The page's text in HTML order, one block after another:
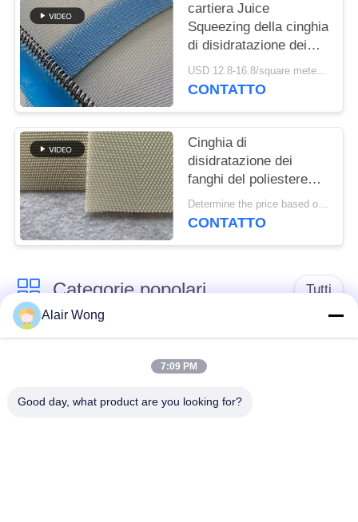
cartiera Juice
Squeezing della cinghia
di disidratazione dei
fanghi del poliestere di
larghezza di 0.2m
USD 12.8-16.8/square meter MOQ:meetr 1square
CONTATTO
Cinghia di
disidratazione dei
fanghi del poliestere
del panno 30meter
della filtropressa del
Determine the price based on the quantity MOQ:1 metro
CONTATTO
Categorie popolari Tutti
cinghia della rete
della maglia
Alair Wong
7:09 PM
Good day, what product are you looking for?